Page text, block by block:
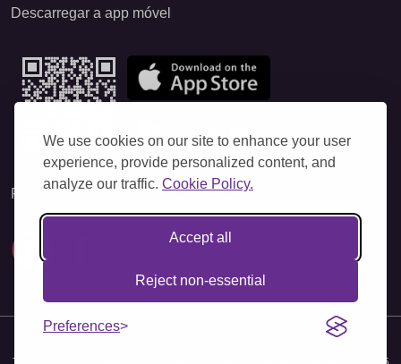
We use cookies on our site to enhance your user
experience, provide personalized content, and
analyze our traffic. Cookie Policy.
Accept all
Reject non-essential
Preferences
Descarregar a app móvel
Follow Us